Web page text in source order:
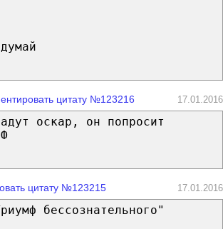
цитату №123216 17.01.2016
оскар, он попросит
цитату №123215 17.01.2016
бессознательного"